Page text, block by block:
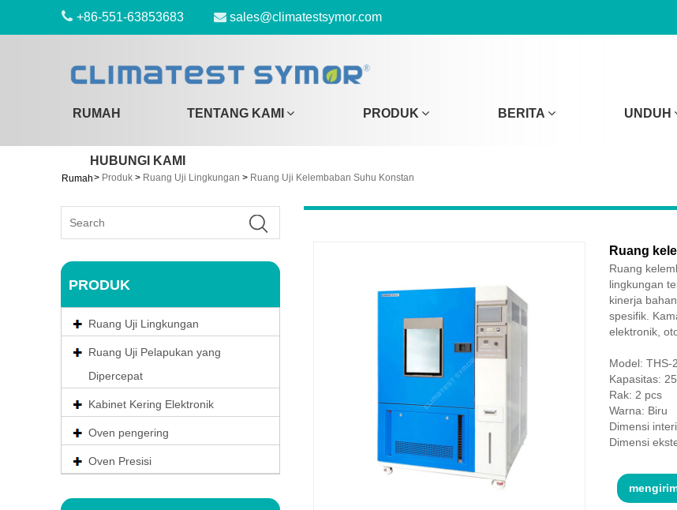
+86-551-63853683 sales@climatestsymor.com
RUMAH TENTANG KAMI PRODUK BERITA UNDUH
HUBUNGI KAMI
Rumah> Produk > Ruang Uji Lingkungan > Ruang Uji Kelembaban Suhu Konstan
PRODUK
Ruang Uji Lingkungan
Ruang Uji Pelapukan yang
Dipercepat
Kabinet Kering Elektronik
Oven pengering
Oven Presisi
Ruang
Ruang
lingkungan
kinerja
spesifik.
elektronik,
Model: THS-
Kapasitas:
Rak: 2 pcs
Warna: Biru
Dimensi
Dimensi